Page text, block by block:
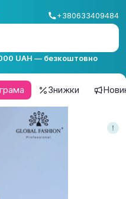
+380633409484
UAH — безкоштовно
Знижки